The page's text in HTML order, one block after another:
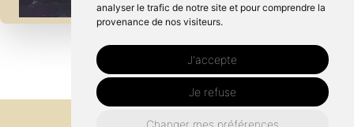
analyser le trafic de notre site et pour comprendre la
provenance de nos visiteurs.
J'accepte
Je refuse
Changer mes préférences